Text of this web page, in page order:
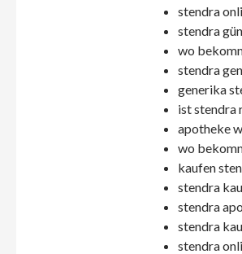
stendra
stendra
wo
stendra
generika
ist stendra
apotheke
wo
kaufen
stendra
stendra
stendra
stendra